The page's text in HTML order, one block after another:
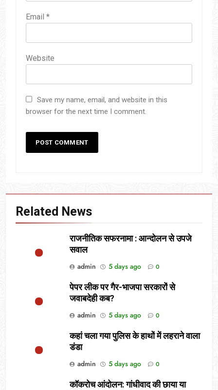
Email *
Website
Save my name, email, and website in this
browser for the next time I comment.
Related News
राजनीतिक सफरनामा : आन्दोलन से उपजे
सवाल
admin
5 days ago 0
पेपर लीक पर गैर-भाजपा सरकारों से
जवाबदेही कब?
admin
5 days ago 0
कहां चला गया पुलिस के हाथों में लहराने वाला
डंडा
admin
5 days ago 0
कॉकरोच आंदोलन: गांधीवाद की छाया या